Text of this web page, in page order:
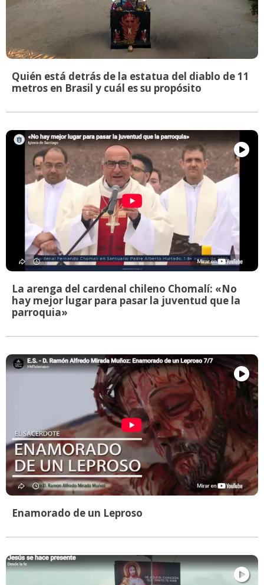
Quién está detrás de la estatua del diablo de 11
metros en Brasil y cuál es su propósito
La arenga del cardenal chileno Chomalí: «No
hay mejor lugar para pasar la juventud que la
parroquia»
Enamorado de un Leproso